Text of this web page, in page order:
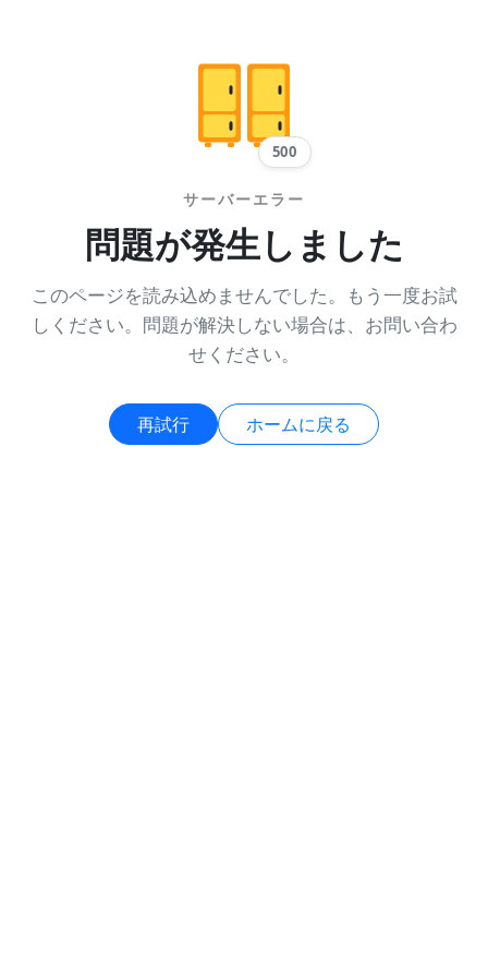
500
サーバーエラー
問題が発生しました
このページを読み込めませんでした。もう一度お試
しください。問題が解決しない場合は、お問い合わ
せください。
再試行 ホームに戻る